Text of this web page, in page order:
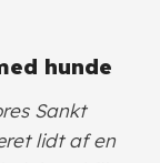
hunde
Sankt
lidt af en